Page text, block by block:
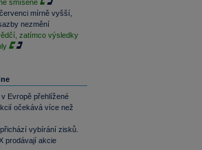
smíšeně
mírně vyšší,
nezmění
zatímco výsledky
v Evropě přehlížené
očekává více než
vybírání zisků.
prodávají akcie